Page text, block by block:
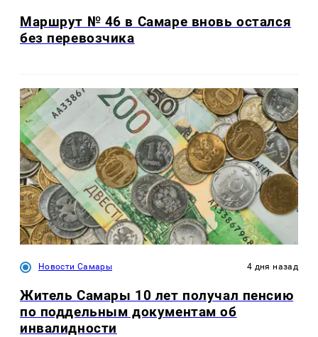
Маршрут № 46 в Самаре вновь остался
без перевозчика
Новости Самары 4 дня назад
Житель Самары 10 лет получал пенсию
по поддельным документам об
инвалидности